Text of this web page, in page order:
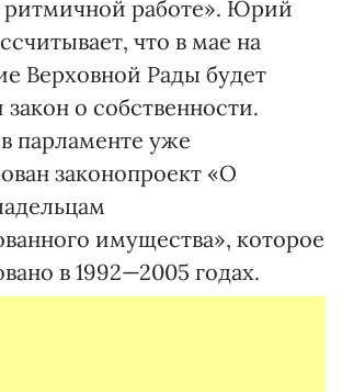
работе». Юрий
что в мае на
Верховной Рады будет
о собственности.
парламенте уже
законопроект «О
имущества», которое
в 1992—2005 годах.